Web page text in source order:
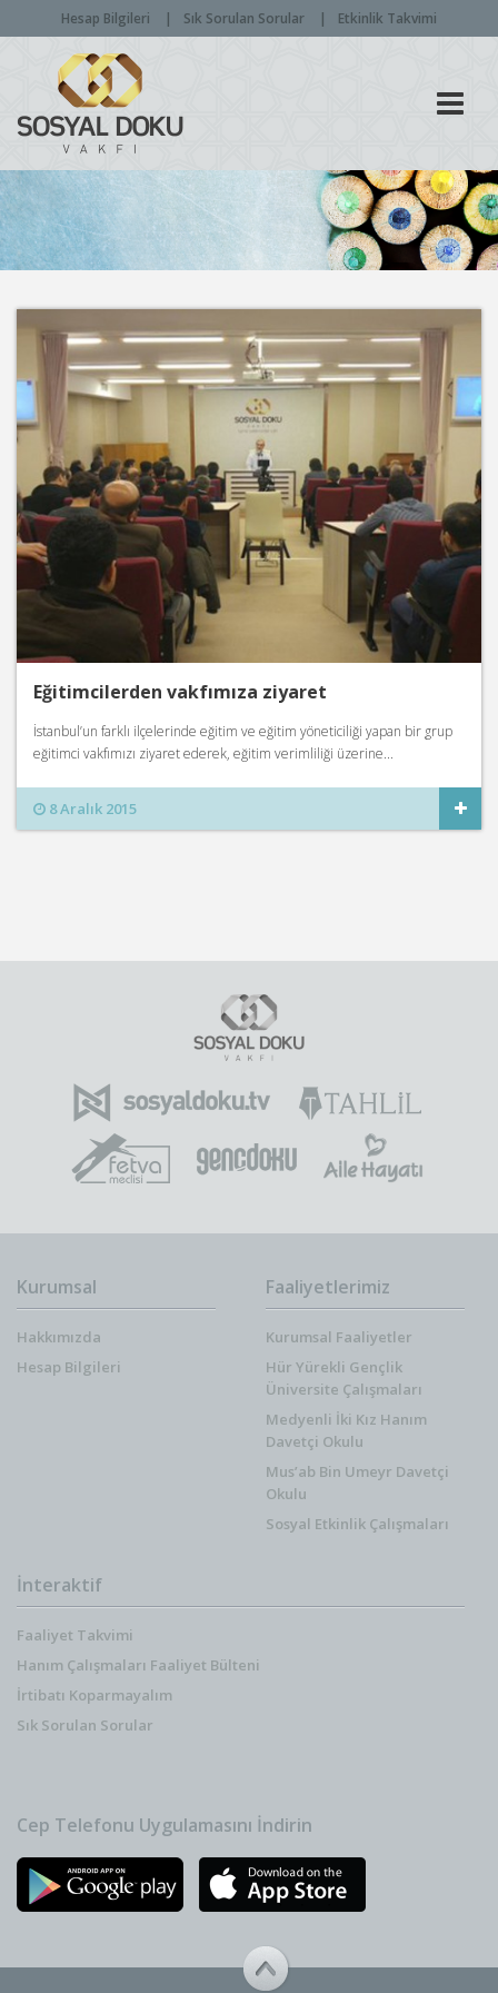
Hesap Bilgileri Sık Sorulan Sorular Etkinlik Takvimi
Eğitimcilerden vakfımıza ziyaret
İstanbul’un farklı ilçelerinde eğitim ve eğitim yöneticiliği yapan bir grup
eğitimci vakfımızı ziyaret ederek, eğitim verimliliği üzerine...
8 Aralık 2015
Kurumsal
Hakkımızda
Hesap Bilgileri
Faaliyetlerimiz
Kurumsal Faaliyetler
Hür Yürekli Gençlik
Üniversite Çalışmaları
Medyenli İki Kız Hanım
Davetçi Okulu
Mus’ab Bin Umeyr Davetçi
Okulu
Sosyal Etkinlik Çalışmaları
İnteraktif
Faaliyet Takvimi
Hanım Çalışmaları Faaliyet Bülteni
İrtibatı Koparmayalım
Sık Sorulan Sorular
Cep Telefonu Uygulamasını İndirin